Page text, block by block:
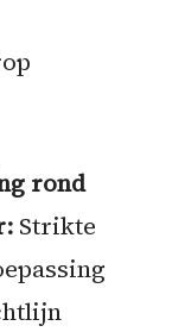
rond
Strikte